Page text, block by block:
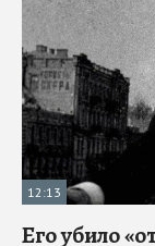
12:13
Его убило